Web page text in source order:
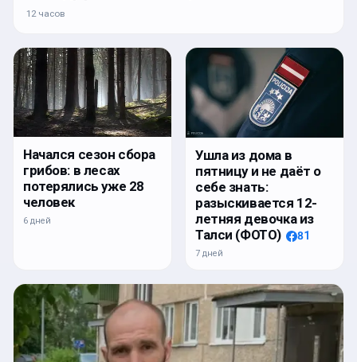
12 часов
Начался сезон сбора
грибов: в лесах
потерялись уже 28
человек
6 дней
Ушла из дома в
пятницу и не даёт о
себе знать:
разыскивается 12-
летняя девочка из
Талси (ФОТО)
81
7 дней